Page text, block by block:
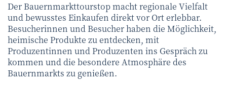
Der Bauernmarkttourstop macht regionale Vielfalt
und bewusstes Einkaufen direkt vor Ort erlebbar.
Besucherinnen und Besucher haben die Möglichkeit,
heimische Produkte zu entdecken, mit
Produzentinnen und Produzenten ins Gespräch zu
kommen und die besondere Atmosphäre des
Bauernmarkts zu genießen.